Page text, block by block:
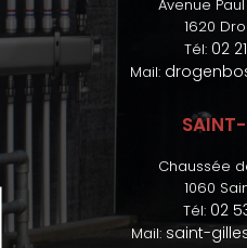
Avenue
1620
Tél: 02
Mail:
Chaussée
1060
Tél: 02
Mail: saint-